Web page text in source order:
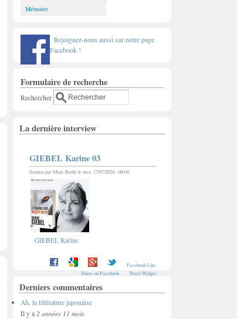
Mémoire
Rejoignez-nous aussi sur notre page
Facebook !
Formulaire de recherche
Rechercher
La dernière interview
GIEBEL Karine 03
Soumis parMarc Baillyle mer, 17/07/2024 - 06:00
GIEBEL Karine
Facebook Like
Share on Facebook
Tweet Widget
Derniers commentaires
Ah, la littérature japonaise
Il y a 2 années 11 mois